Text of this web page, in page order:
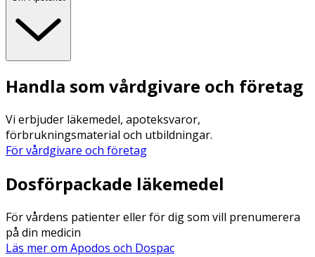
Handla som vårdgivare och företag
Vi erbjuder läkemedel, apoteksvaror,
förbrukningsmaterial och utbildningar.
För vårdgivare och företag
Dosförpackade läkemedel
För vårdens patienter eller för dig som vill prenumerera
på din medicin
Läs mer om Apodos och Dospac